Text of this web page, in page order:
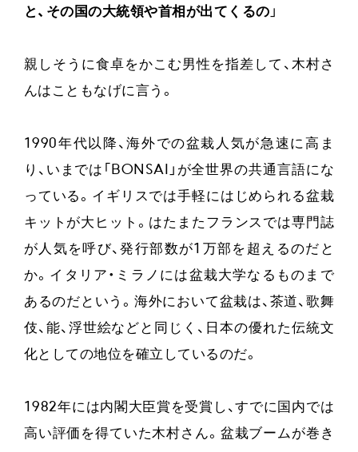
と、その国の大統領や首相が出てくるの 」
親しそうに食卓をかこむ男性を指差して、木村さ
んはこともなげに言う。
1990年代以降、海外での盆栽人気が急速に高ま
り、いまでは「BONSAI」が全世界の共通言語にな
っている。イギリスでは手軽にはじめられる盆栽
キットが大ヒット。はたまたフランスでは専門誌
が人気を呼び、発行部数が1万部を超えるのだと
か。イタリア・ミラノには盆栽大学なるものまで
あるのだという。海外において盆栽は、茶道、歌舞
伎、能、浮世絵などと同じく、日本の優れた伝統文
化としての地位を確立しているのだ。
1982年には内閣大臣賞を受賞し、すでに国内では
高い評価を得ていた木村さん。盆栽ブームが巻き